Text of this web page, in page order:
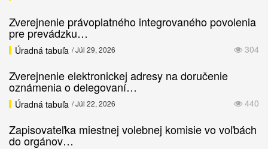
Zverejnenie právoplatného integrovaného povolenia
pre prevádzku…
304
Úradná tabuľa / Júl 29, 2026
Zverejnenie elektronickej adresy na doručenie
oznámenia o delegovaní…
440
Úradná tabuľa / Júl 22, 2026
Zapisovateľka miestnej volebnej komisie vo voľbách
do orgánov…